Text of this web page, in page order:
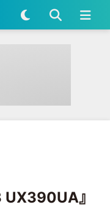
如何以高規格的時尚外型
』